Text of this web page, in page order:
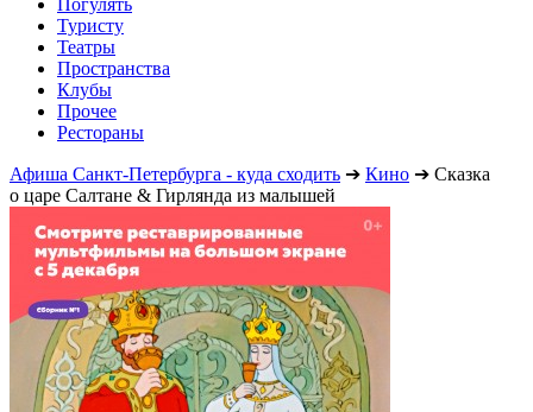
Туристу
Театры
Пространства
Клубы
Прочее
Рестораны
Афиша Санкт-Петербурга - куда сходить ➔ Кино ➔ Сказка
о царе Салтане & Гирлянда из малышей